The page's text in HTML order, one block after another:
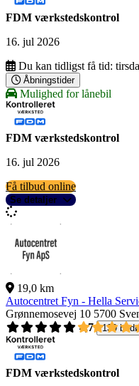
FDM værkstedskontrol
16. jul 2026
Du kan tidligst få tid:
Åbningstider
Mulighed for lånebil
FDM værkstedskontrol
16. jul 2026
Få tilbud online
Se detaljer
19,0 km
Autocentret Fyn - Hella
Grønnemosevej 10 5700
4,7
139
FDM værkstedskontrol